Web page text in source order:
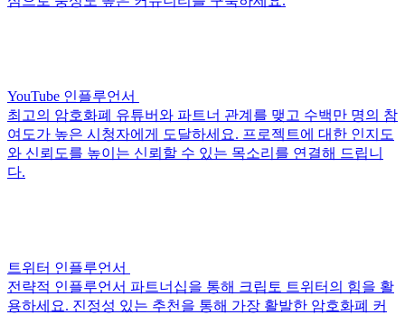
YouTube 인플루언서
최고의 암호화폐 유튜버와 파트너 관계를 맺고 수백만 명의 참
여도가 높은 시청자에게 도달하세요. 프로젝트에 대한 인지도
와 신뢰도를 높이는 신뢰할 수 있는 목소리를 연결해 드립니
다.
트위터 인플루언서
전략적 인플루언서 파트너십을 통해 크립토 트위터의 힘을 활
용하세요. 진정성 있는 추천을 통해 가장 활발한 암호화폐 커